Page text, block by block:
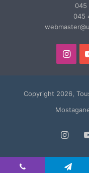
يوتيوبانستقرام
© Copyright 2026,
يوتيوبانستقرام